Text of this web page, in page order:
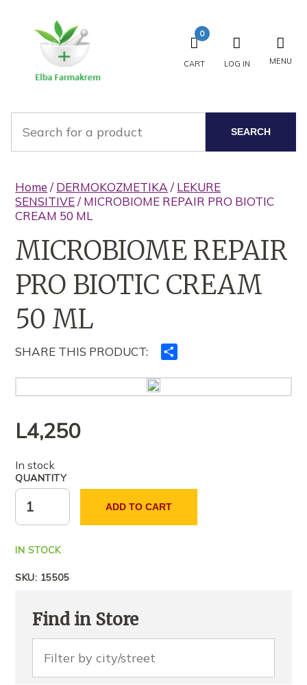
CART
0
LOG IN MENU
SEARCH
Home / DERMOKOZMETIKA / LEKURE
SENSITIVE/ MICROBIOME REPAIR PRO BIOTIC
CREAM 50 ML
MICROBIOME REPAIR
PRO BIOTIC CREAM
50 ML
SHARE THIS PRODUCT:
tjerët
L4,250
In stock
QUANTITY
ADD TO CART
IN STOCK
SKU: 15505
Find in Store